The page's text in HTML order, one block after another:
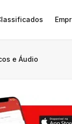
e Áudio